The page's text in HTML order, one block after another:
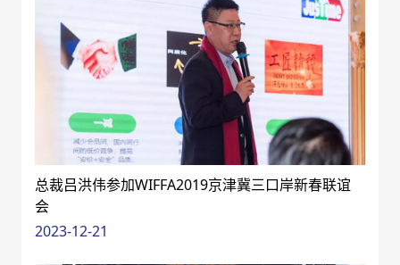
总裁吕洪伟参加WIFFA2019京津冀三口岸新春联谊
会
2023-12-21